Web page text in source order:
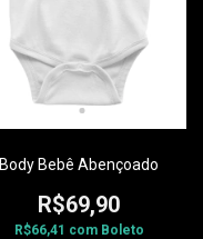
Body Bebê Abençoado
R$69,90
R$66,41 com Boleto